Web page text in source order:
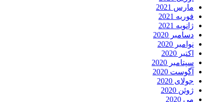
مارس 2021
فوریه 2021
ژانویه 2021
دسامبر 2020
نوامبر 2020
اکتبر 2020
سپتامبر 2020
آگوست 2020
جولای 2020
ژوئن 2020
می 2020